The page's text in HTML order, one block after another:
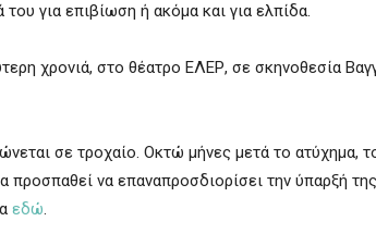
για επιβίωση ή ακόμα και για ελπίδα.
χρονιά, στο θέατρο ΕΛΕΡ, σε σκηνοθεσία
σε τροχαίο. Οκτώ μήνες μετά το ατύχημα,
να επαναπροσδιορίσει την ύπαρξή
εδώ.